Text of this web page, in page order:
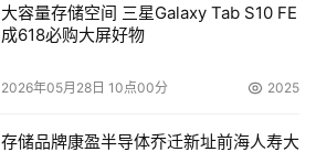
大容量存储空间 三星Galaxy Tab S10 FE
成618必购大屏好物
2026年05月28日 10点00分 2025
存储品牌康盈半导体乔迁新址前海人寿大